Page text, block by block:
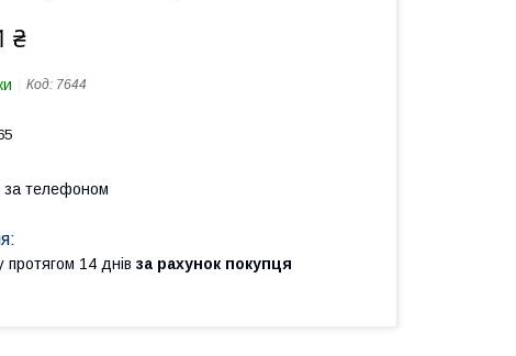
₴
Код: 7644
за телефоном
протягом 14 днів за рахунок покупця